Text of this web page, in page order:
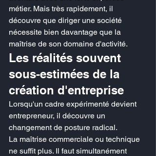
métier. Mais très rapidement, il
découvre que diriger une société
nécessite bien davantage que la
maîtrise de son domaine d'activité.
Les réalités souvent
sous-estimées de la
création d'entreprise
Lorsqu'un cadre expérimenté devient
entrepreneur, il découvre un
changement de posture radical.
La maîtrise commerciale ou technique
ne suffit plus. Il faut simultanément